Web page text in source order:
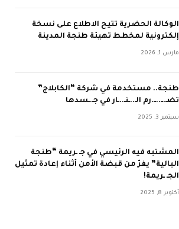
الوكالة الحضرية تتيح الاطلاع على نسخة
إلكترونية لمخطط تهيئة طنجة المدينة
مارس 1, 2026
طنجة.. مستخدمة في شركة “الكابلاج”
تضـ.ــ..ــ.رم الـ..ـنـ..ـار في جـ.ـسدها
سبتمبر 3, 2025
المشتبه فيه الرئيسي في جـ ـريمة “طنجة
البالية” يفرّ من قبضة الأمن أثناء إعادة تمثيل
الجـ ـريمة!
أكتوبر 8, 2025